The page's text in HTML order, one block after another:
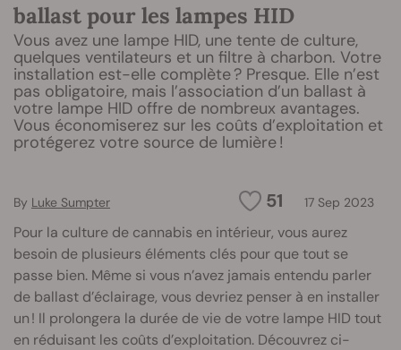
ballast pour les lampes HID
Vous avez une lampe HID, une tente de culture,
quelques ventilateurs et un filtre à charbon. Votre
installation est-elle complète ? Presque. Elle n’est
pas obligatoire, mais l’association d’un ballast à
votre lampe HID offre de nombreux avantages.
Vous économiserez sur les coûts d’exploitation et
protégerez votre source de lumière !
51 17 Sep 2023
By Luke Sumpter
Pour la culture de cannabis en intérieur, vous aurez
besoin de plusieurs éléments clés pour que tout se
passe bien. Même si vous n’avez jamais entendu parler
de ballast d’éclairage, vous devriez penser à en installer
un ! Il prolongera la durée de vie de votre lampe HID tout
en réduisant les coûts d’exploitation. Découvrez ci-